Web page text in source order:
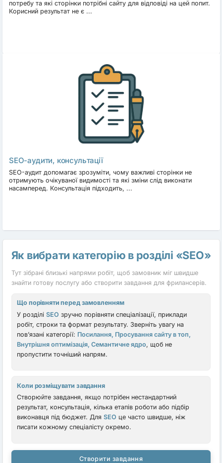
потребу та які сторінки потрібні сайту для відповіді на цей попит.
Корисний результат не є ...
SEO-аудити, консультації
SEO-аудит допомагає зрозуміти, чому важливі сторінки не
отримують очікуваної видимості та які зміни слід виконати
насамперед. Консультація підходить, ...
Як вибрати категорію в розділі «SEO»
Тут зібрані близькі напрями робіт, щоб замовник міг швидше
знайти готову послугу або створити завдання для фрилансерів.
Що порівняти перед замовленням
У розділіSEO зручно порівняти спеціалізації, приклади
робіт, строки та формат результату. Зверніть увагу на
пов’язані категорії: Посилання, Просування сайту в топ,
Внутрішня оптимізація, Семантичне ядро , щоб не
пропустити точніший напрям.
Коли розміщувати завдання
Створюйте завдання, якщо потрібен нестандартний
результат, консультація, кілька етапів роботи або підбір
виконавця під бюджет. ДляSEO це часто швидше, ніж
писати кожному спеціалісту окремо.
Створити завдання